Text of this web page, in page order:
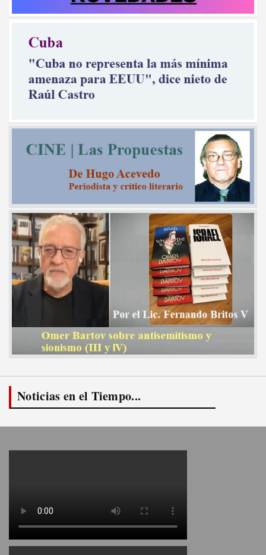
Noticias en el Tiempo...